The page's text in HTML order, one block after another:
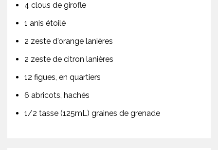
4 clous de girofle
1 anis étoilé
2 zeste d'orange lanières
2 zeste de citron lanières
12 figues, en quartiers
6 abricots, hachés
1/2 tasse (125mL) graines de grenade